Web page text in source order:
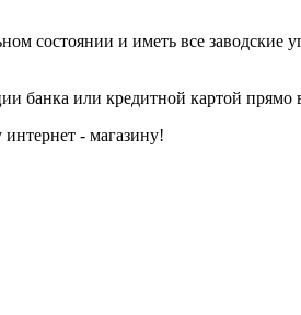
состоянии и иметь все заводские
банка или кредитной картой прямо
- магазину!